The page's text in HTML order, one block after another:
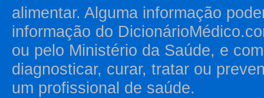
alimentar. Alguma informação
informação do
ou pelo Ministério da Saúde, e
diagnosticar, curar, tratar ou
um profissional de saúde.